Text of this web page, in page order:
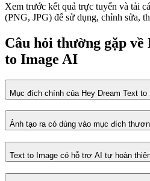
Xem trước kết quả trực tuyến và tải
(PNG, JPG) để sử dụng, chỉnh sửa,
Câu hỏi thường gặp
to Image AI
Mục đích chính của Hey Dream Text
Ảnh tạo ra có dùng vào mục đích
Text to Image có hỗ trợ AI tự hoàn